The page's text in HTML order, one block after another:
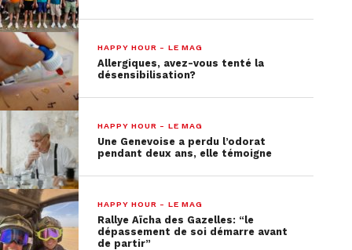
HAPPY HOUR - LE MAG
Allergiques, avez-vous tenté la
désensibilisation?
HAPPY HOUR - LE MAG
Une Genevoise a perdu l’odorat
pendant deux ans, elle témoigne
HAPPY HOUR - LE MAG
Rallye Aïcha des Gazelles: “le
dépassement de soi démarre avant
de partir”